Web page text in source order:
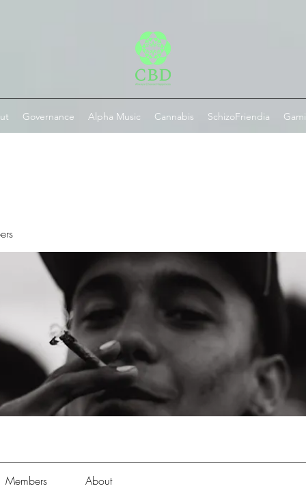
Governance Alpha Music Cannabis SchizoFriendia
Members About